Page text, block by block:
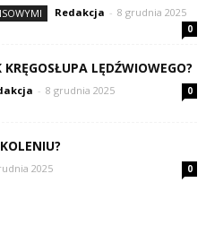
Redakcja - 8 grudnia 2025
0
LĘDŹWIOWEGO?
- 8 grudnia 2025 0
2025 0